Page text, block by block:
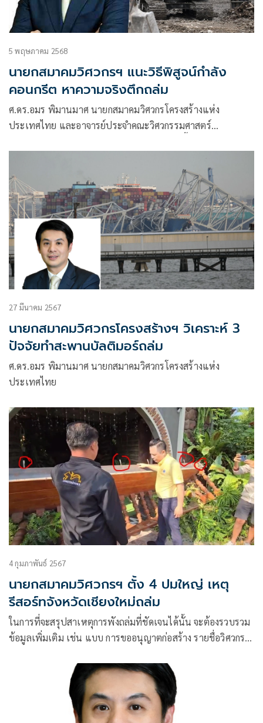
5 พฤษภาคม 2568
นายกสมาคมวิศวกรฯ แนะวิธีพิสูจน์กำลัง
คอนกรีต หาความจริงตึกถล่ม
ศ.ดร.อมร พิมานมาศ นายกสมาคมวิศวกรโครงสร้างแห่ง
ประเทศไทย และอาจารย์ประจำคณะวิศวกรรมศาสตร์
27 มีนาคม 2567
นายกสมาคมวิศวกรโครงสร้างฯ วิเคราะห์ 3
ปัจจัยทำสะพานบัลติมอร์ถล่ม
ศ.ดร.อมร พิมานมาศ นายกสมาคมวิศวกรโครงสร้างแห่ง
ประเทศไทย
4 กุมภาพันธ์ 2567
นายกสมาคมวิศวกรฯ ตั้ง 4 ปมใหญ่ เหตุ
รีสอร์ทจังหวัดเชียงใหม่ถล่ม
ในการที่จะสรุปสาเหตุการพังถล่มที่ชัดเจนได้นั้น จะต้องรวบรวม
ข้อมูลเพิ่มเติม เช่น แบบ การขออนุญาตก่อสร้าง รายชื่อวิศวกรที่